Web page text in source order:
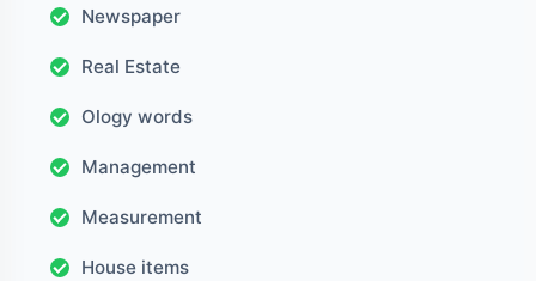
Newspaper
Real Estate
Ology words
Management
Measurement
House items